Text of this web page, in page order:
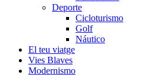
Deporte
Cicloturismo
Golf
Náutico
El teu viatge
Vies Blaves
Modernismo